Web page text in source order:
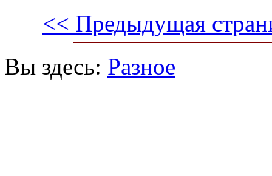
<< Предыдущая
Вы здесь: Разное